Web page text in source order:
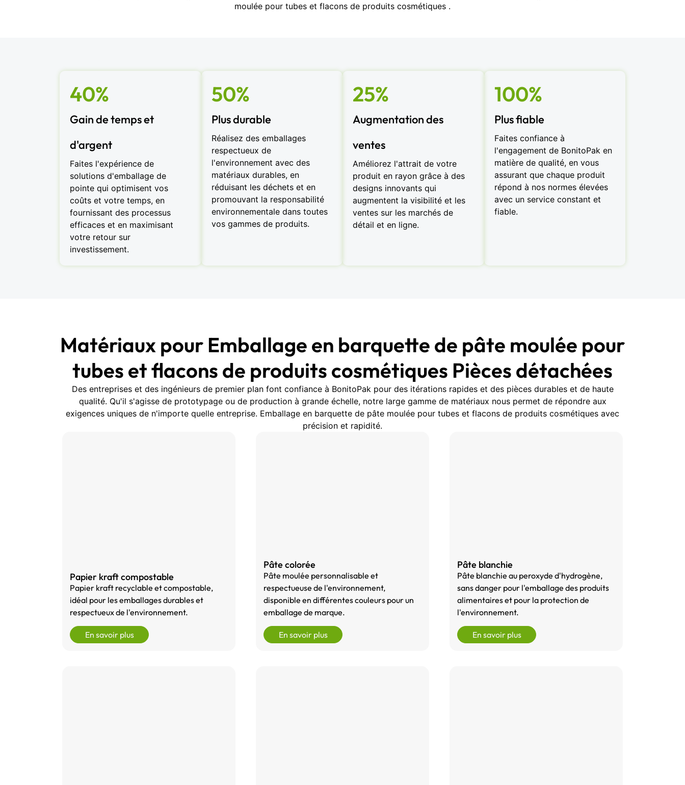
moulée pour tubes et flacons de produits cosmétiques .
40%
Gain de temps et
d'argent
Faites l'expérience de
solutions d'emballage de
pointe qui optimisent vos
coûts et votre temps, en
fournissant des processus
efficaces et en maximisant
votre retour sur
investissement.
50%
Plus durable
Réalisez des emballages
respectueux de
l'environnement avec des
matériaux durables, en
réduisant les déchets et en
promouvant la responsabilité
environnementale dans toutes
vos gammes de produits.
25%
Augmentation des
ventes
Améliorez l'attrait de votre
produit en rayon grâce à des
designs innovants qui
augmentent la visibilité et les
ventes sur les marchés de
détail et en ligne.
100%
Plus fiable
Faites confiance à
l'engagement de BonitoPak en
matière de qualité, en vous
assurant que chaque produit
répond à nos normes élevées
avec un service constant et
fiable.
Matériaux pour Emballage en barquette de pâte moulée pour
tubes et flacons de produits cosmétiques Pièces détachées
Des entreprises et des ingénieurs de premier plan font confiance à BonitoPak pour des itérations rapides et des pièces durables et de haute
qualité. Qu'il s'agisse de prototypage ou de production à grande échelle, notre large gamme de matériaux nous permet de répondre aux
exigences uniques de n'importe quelle entreprise. Emballage en barquette de pâte moulée pour tubes et flacons de produits cosmétiques avec
précision et rapidité.
Papier kraft compostable
Papier kraft recyclable et compostable,
idéal pour les emballages durables et
respectueux de l'environnement.
En savoir plus
Pâte colorée
Pâte moulée personnalisable et
respectueuse de l'environnement,
disponible en différentes couleurs pour un
emballage de marque.
En savoir plus
Pâte blanchie
Pâte blanchie au peroxyde d'hydrogène,
sans danger pour l'emballage des produits
alimentaires et pour la protection de
l'environnement.
En savoir plus